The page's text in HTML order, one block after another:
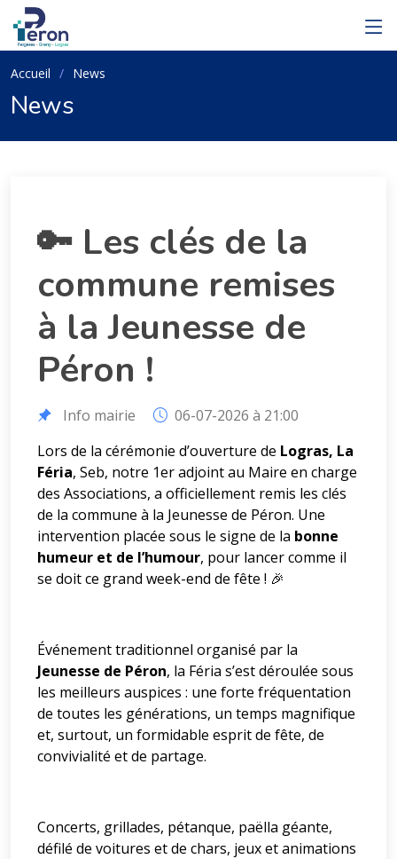
Accueil News
News
🔑 Les clés de la
commune remises
à la Jeunesse de
Péron !
Info mairie
06-07-2026 à 21:00
Lors de la cérémonie d’ouverture de Logras, La
Féria, Seb, notre 1er adjoint au Maire en charge
des Associations, a officiellement remis les clés
de la commune à la Jeunesse de Péron. Une
intervention placée sous le signe de la bonne
humeur et de l’humour, pour lancer comme il
se doit ce grand week-end de fête ! 🎉
Événement traditionnel organisé par la
Jeunesse de Péron, la Féria s’est déroulée sous
les meilleurs auspices : une forte fréquentation
de toutes les générations, un temps magnifique
et, surtout, un formidable esprit de fête, de
convivialité et de partage.
Concerts, grillades, pétanque, paëlla géante,
défilé de voitures et de chars, jeux et animations